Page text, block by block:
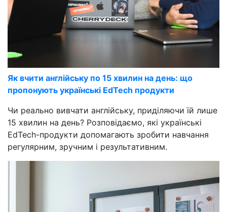
Як вчити англійську по 15 хвилин на день: що
пропонують українські EdTech продукти
Чи реально вивчати англійську, приділяючи їй лише
15 хвилин на день? Розповідаємо, які українські
EdTech-продукти допомагають зробити навчання
регулярним, зручним і результативним.